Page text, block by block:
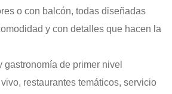
o con balcón, todas diseñadas
y con detalles que hacen la
gastronomía de primer nivel
restaurantes temáticos, servicio